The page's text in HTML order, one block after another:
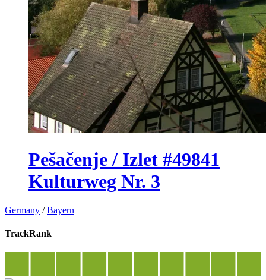
Pešačenje / Izlet #49841
Kulturweg Nr. 3
Germany /Bayern
TrackRank